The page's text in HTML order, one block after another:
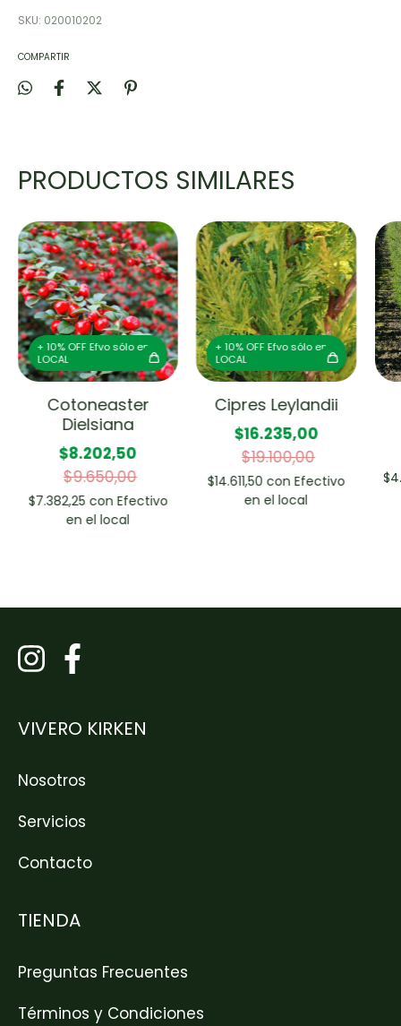
SKU: 020010202
COMPARTIR
PRODUCTOS SIMILARES
+ 10% OFF Efvo sólo en
LOCAL
Cotoneaster
Dielsiana
$8.202,50
$9.650,00
$7.382,25 con Efectivo
en el local
+ 10% OFF Efvo sólo en
LOCAL
Cipres Leylandii
$16.235,00
$19.100,00
$14.611,50 con Efectivo
en el local
VIVERO KIRKEN
Nosotros
Servicios
Contacto
TIENDA
Preguntas Frecuentes
Términos y Condiciones